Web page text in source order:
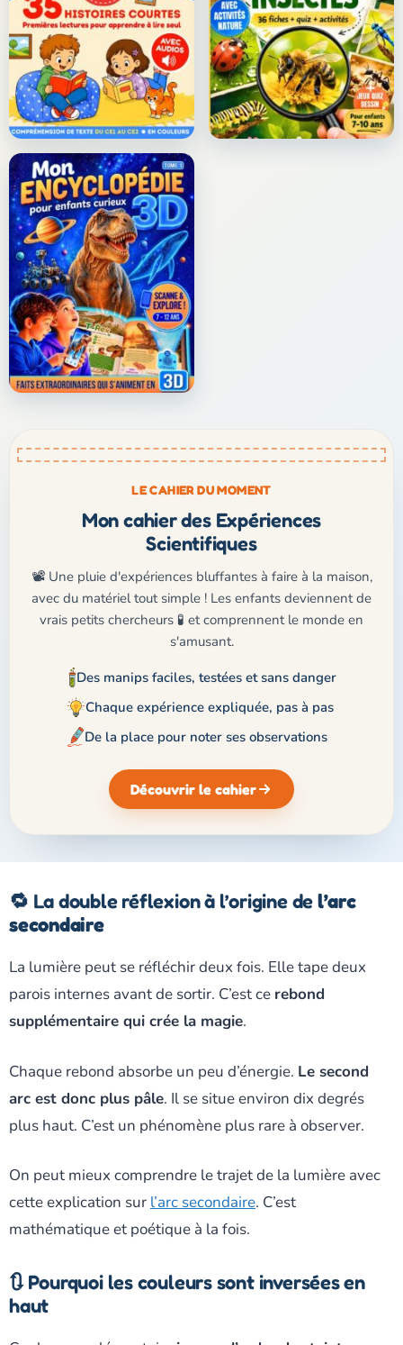
LE CAHIER DU MOMENT
Mon cahier des Expériences
Scientifiques
📽️ Une pluie d'expériences bluffantes à faire à la maison,
avec du matériel tout simple ! Les enfants deviennent de
vrais petits chercheurs 🧪 et comprennent le monde en
s'amusant.
Des manips faciles, testées et sans danger
Chaque expérience expliquée, pas à pas
De la place pour noter ses observations
Découvrir le cahier
🔁 La double réflexion à l’origine del’arc
secondaire
La lumière peut se réfléchir deux fois. Elle tape deux
parois internes avant de sortir. C’est ce rebond
supplémentaire qui crée la magie.
Chaque rebond absorbe un peu d’énergie. Le second
arc est donc plus pâle. Il se situe environ dix degrés
plus haut. C’est un phénomène plus rare à observer.
On peut mieux comprendre le trajet de la lumière avec
cette explication sur l’arc secondaire. C’est
mathématique et poétique à la fois.
🔃 Pourquoi les couleurs sont inversées en
haut